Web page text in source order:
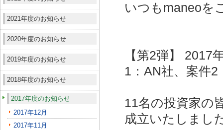
2021年度のお知らせ
2020年度のお知らせ
2019年度のお知らせ
2018年度のお知らせ
2017年度のお知らせ
2017年12月
2017年11月
いつもmaneoを
【第2弾】
1：AN社、案件2
11名の投資家の
成立いたしまし